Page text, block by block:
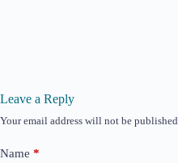
Leave a Reply
Your email address will not be published.
Name *